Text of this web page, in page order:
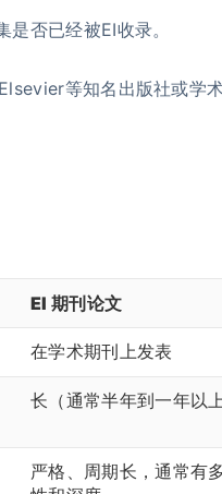
否已经被EI收录。
等知名出版社或学
EI 期刊论文
在学术期刊上发表
长（通常半年到一年以上
严格、周期长，通常有